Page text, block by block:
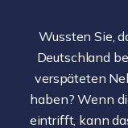
Wussten Sie,
Deutschland
verspäteten
haben? Wenn
eintrifft, kann